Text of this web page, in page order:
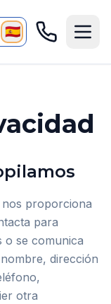
🇪🇸
nos proporciona
para
o se comunica
dirección
otra